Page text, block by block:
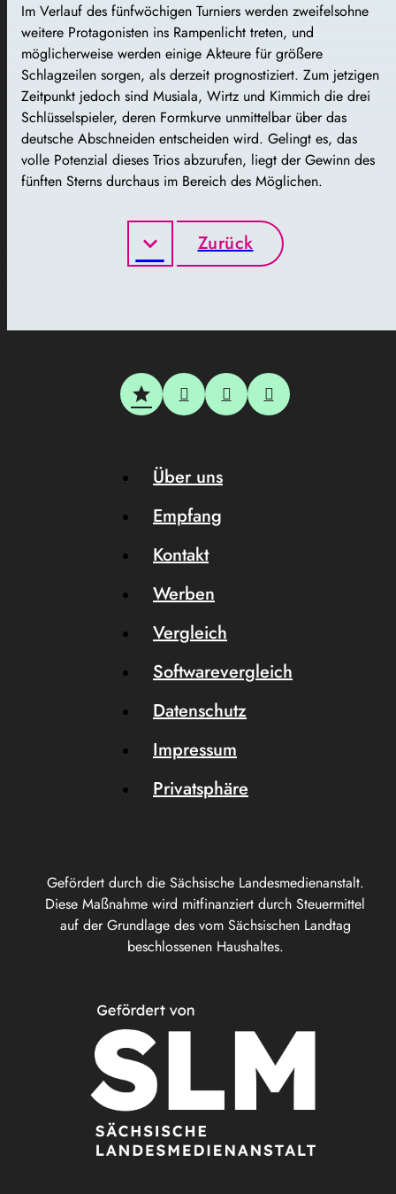
Im Verlauf des fünfwöchigen Turniers werden zweifelsohne
weitere Protagonisten ins Rampenlicht treten, und
möglicherweise werden einige Akteure für größere
Schlagzeilen sorgen, als derzeit prognostiziert. Zum jetzigen
Zeitpunkt jedoch sind Musiala, Wirtz und Kimmich die drei
Schlüsselspieler, deren Formkurve unmittelbar über das
deutsche Abschneiden entscheiden wird. Gelingt es, das
volle Potenzial dieses Trios abzurufen, liegt der Gewinn des
fünften Sterns durchaus im Bereich des Möglichen.
Zurück
Gefördert durch die Sächsische Landesmedienanstalt.
Diese Maßnahme wird mitfinanziert durch Steuermittel
auf der Grundlage des vom Sächsischen Landtag
beschlossenen Haushaltes.
Über uns
Empfang
Kontakt
Werben
Vergleich
Softwarevergleich
Datenschutz
Impressum
Privatsphäre